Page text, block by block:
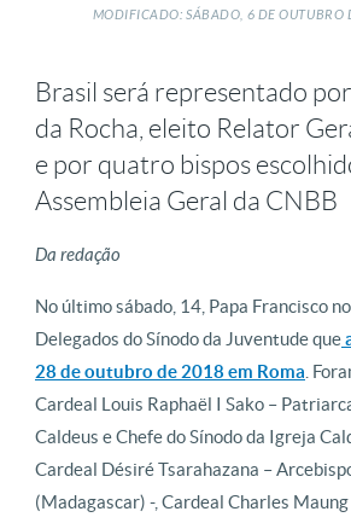
MODIFICADO: SÁBADO, 6 DEOUTUBRO
Brasil será representado
da Rocha, eleito Relator
e por quatro bispos
Assembleia Geral da CNBB
Da redação
No último sábado, 14, Papa Francisco
Delegados do Sínodo da Juventude que
28 de outubro de 2018 em Roma .
Cardeal Louis Raphaël I Sako –
Caldeus e Chefe do Sínodo da Igreja
Cardeal Désiré Tsarahazana –
(Madagascar) -, Cardeal Charles Maung